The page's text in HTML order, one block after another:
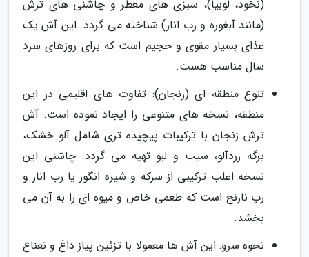
(نخود، لوبیا)، سبزی های معطر و چاشنی های ترش
(مانند آبغوره و رب انار) شناخته می گردد. این آش یک
غذای بسیار مقوی و حجیم است که برای روزهای سرد
سال مناسب هست.
تنوع منطقه ای (زنجان): تفاوت های اقلیمی در این
منطقه، نسخه های متنوعی را ایجاد نموده است. آش
ترش زنجان با ترکیبات پیچیده تری شامل آلو خشک،
برگه زردآلو، سیب و لبو تهیه می گردد. چاشنی این
نسخه اغلب ترکیبی از سرکه و شیره انگور یا رب انار و
رب نارنج است که طعمی خاص و میوه ای را به آن می
بخشد.
نحوه سرو: این آش ها معمولا با تزئین پیاز داغ و نعناع